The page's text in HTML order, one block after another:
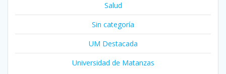
Salud
Sin categoría
UM Destacada
Universidad de Matanzas